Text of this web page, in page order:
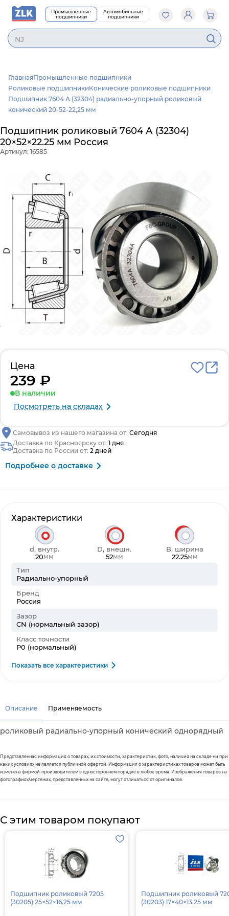
Промышленные
подшипники
Автомобильные
подшипники
NJ3
ГлавнаяПромышленные подшипники
Роликовые подшипникиКонические роликовые подшипники
Подшипник 7604 А (32304) радиально-упорный роликовый
конический 20-52-22,25 мм
Подшипник роликовый 7604 А (32304)
20×52×22.25 мм Россия
Артикул: 16585
Характеристики
d, внутр.
20мм
D, внешн.
52мм
B, ширина
22.25мм
Тип
Радиально-упорный
Бренд
Россия
Зазор
CN (нормальный зазор)
Класс точности
P0 (нормальный)
Показать все характеристики
Цена
239 ₽
В наличии
Посмотреть на складах
Самовывоз из нашего магазина от: Сегодня
Доставка по Красноярску от: 1 дня
Доставка по России от: 2 дней
Подробнее о доставке
Описание Применяемость
роликовый радиально-упорный конический однорядный
Представленная информация о товарах, их стоимости, характеристик, фото, наличия на складе ни при
каких условиях не является публичной офертой. Информация о характеристиках товаров может быть
изменена фирмой-производителем в одностороннем порядке в любое время. Изображения товаров на
фотографиях/чертежах, представленных на сайте, могут отличаться от оригиналов.
С этим товаром покупают
Подшипник роликовый 7205
(30205) 25×52×16.25 мм
Подшипник роликовый
(30203) 17×40×13.25 мм